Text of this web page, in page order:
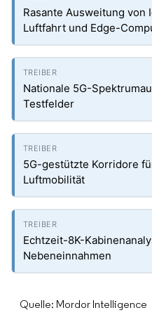
Rasante Ausweitung von
Luftfahrt und Edge-
Nationale 5G-
Testfelder
5G-gestützte Korridore
Luftmobilität
Echtzeit-8K-
Nebeneinnahmen
Quelle: Mordor Intelligence